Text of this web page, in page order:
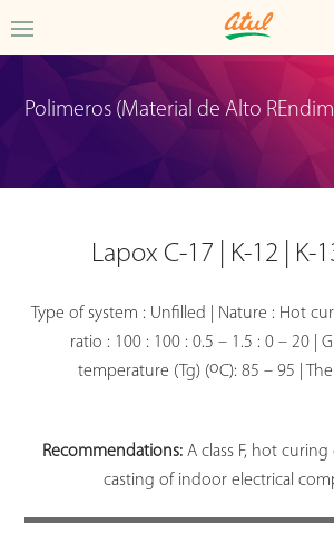
Polimeros (Material de Alto
Lapox C-17 | K-12 | K-
Type of system : Unfilled | Nature : Hot
ratio : 100 : 100 : 0.5 – 1.5 : 0 – 20 |
temperature (Tg) (oC): 85 – 95 |
Recommendations: A class F, hot
casting of indoor electrical